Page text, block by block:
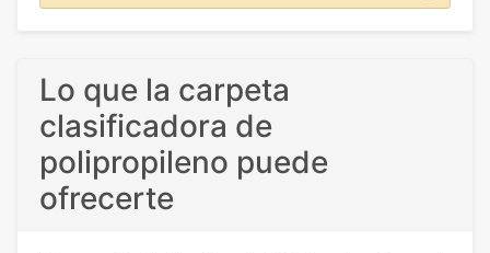
Lo que la carpeta
clasificadora de
polipropileno puede
ofrecerte